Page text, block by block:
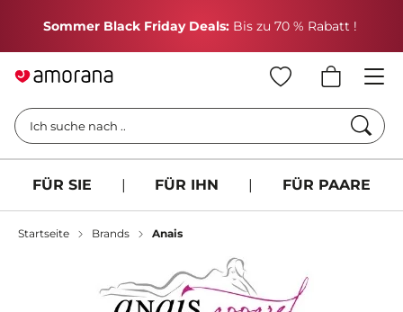
Sommer Black Friday Deals: Bis zu 70 % Rabatt !
Ich suche nach ..
FÜR SIE | FÜR IHN | FÜR PAARE
Startseite Brands Anais